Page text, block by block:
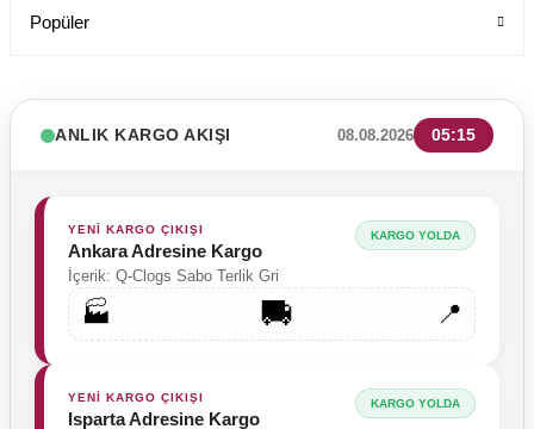
Tesettür Cerrahi Bone Terikoton Kumaş Yeni Model
Labor Medikal Tekstil
Popüler
ANLIK KARGO AKIŞI 08.08.2026 05:15
YENİ KARGO ÇIKIŞI
Ankara Adresine Kargo
İçerik: Q-Clogs Sabo Terlik Gri
KARGO YOLDA
🏭 🚚 📍
YENİ KARGO ÇIKIŞI
Isparta Adresine Kargo
KARGO YOLDA